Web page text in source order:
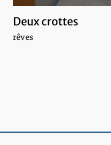
Deux crottes
rêves